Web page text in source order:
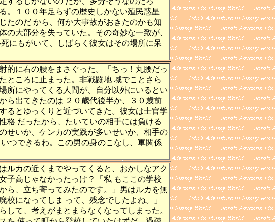
。１００年足らずの歴史しかない殖民惑星
たのだ から、何か大事故がおきたのかも知
大部分を失っていた。その奇妙な一致が、
にもがいて、しばらく彼女はその場所に呆
に右の腰をまさぐった。「ちっ！丸腰だっ
ところに止まった。非戦闘地 域でことさら
所にやってくる人間が、自分以外にいるとい
ら出てきたのは ２０歳代後半か、３０歳前
るとゆっくりと近づいてきた。彼女は士官学
格 だったから、たいていの相手には負ける
せいか、ケンカの実践が多いせいか、相手の
つできるわ。この男の身のこなし、軍関係
カの近くまでやってくると、おかしなアク
子高じゃなかったっけ？「私 もここの学校
ら、立ち寄ってみたのです。」男はルカを無
になってしま って、残念でしたよね。」
て、考えがまとまらなくなってしまった。